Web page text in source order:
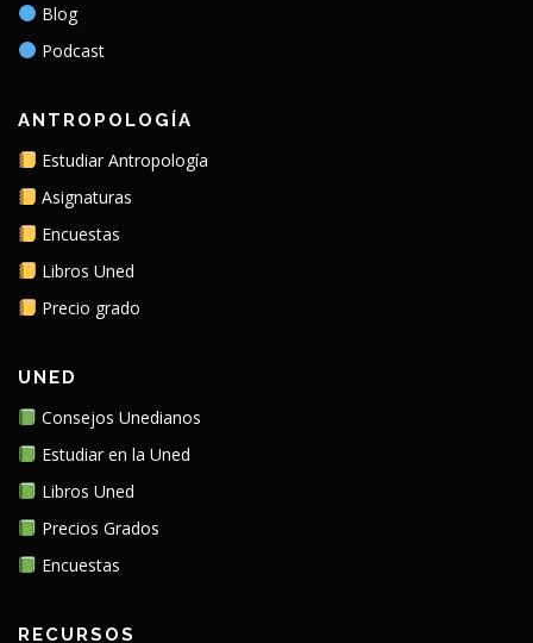
Blog
Podcast
ANTROPOLOGÍA
Estudiar Antropología
Asignaturas
Encuestas
Libros Uned
Precio grado
UNED
Consejos Unedianos
Estudiar en la Uned
Libros Uned
Precios Grados
Encuestas
RECURSOS